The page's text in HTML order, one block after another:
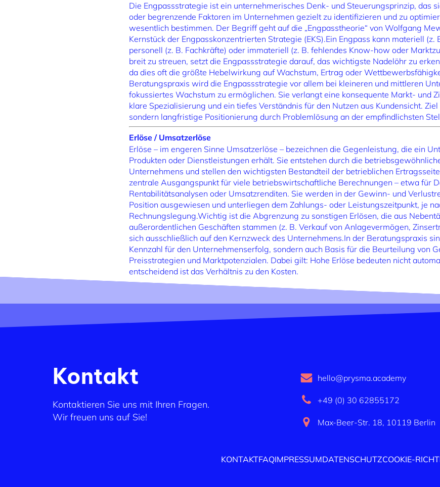
Die Engpassstrategie ist ein unternehmerisches Denk- und Steuerungsprinzip, das
oder begrenzende Faktoren im Unternehmen gezielt zu identifizieren und zu
wesentlich bestimmen. Der Begriff geht auf die „Engpasstheorie“ von Wolfgang
Kernstück der Engpasskonzentrierten Strategie (EKS).Ein Engpass kann materiell (z.
personell (z. B. Fachkräfte) oder immateriell (z. B. fehlendes Know-how oder
breit zu streuen, setzt die Engpassstrategie darauf, das wichtigste Nadelöhr zu
da dies oft die größte Hebelwirkung auf Wachstum, Ertrag oder
Beratungspraxis wird die Engpassstrategie vor allem bei kleineren und mittleren
fokussiertes Wachstum zu ermöglichen. Sie verlangt eine konsequente Markt- und
klare Spezialisierung und ein tiefes Verständnis für den Nutzen aus Kundensicht.
sondern langfristige Positionierung durch Problemlösung an der empfindlichsten
Erlöse / Umsatzerlöse
Erlöse – im engeren Sinne Umsatzerlöse – bezeichnen die Gegenleistung, die ein
Produkten oder Dienstleistungen erhält. Sie entstehen durch die
Unternehmens und stellen den wichtigsten Bestandteil der betrieblichen
zentrale Ausgangspunkt für viele betriebswirtschaftliche Berechnungen – etwa für
Rentabilitätsanalysen oder Umsatzrenditen. Sie werden in der Gewinn- und
Position ausgewiesen und unterliegen dem Zahlungs- oder Leistungszeitpunkt, je
Rechnungslegung.Wichtig ist die Abgrenzung zu sonstigen Erlösen, die aus
außerordentlichen Geschäften stammen (z. B. Verkauf von Anlagevermögen,
sich ausschließlich auf den Kernzweck des Unternehmens.In der Beratungspraxis
Kennzahl für den Unternehmenserfolg, sondern auch Basis für die Beurteilung von
Preisstrategien und Marktpotenzialen. Dabei gilt: Hohe Erlöse bedeuten nicht
entscheidend ist das Verhältnis zu den Kosten.
Kontakt
Kontaktieren Sie uns mit Ihren Fragen.
Wir freuen uns auf Sie!
hello@prysma.academy
+49 (0) 30 62855172
Max-Beer-Str. 18, 10119 Berlin
KONTAKTFAQIMPRESSUMDATENSCHUTZCOOKIE-